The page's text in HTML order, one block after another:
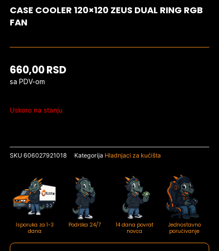
CASE COOLER 120×120 ZEUS DUAL RING RGB
FAN
660,00RSD
sa PDV-om
Uskoro na stanju
SKU 606027921018 Kategorija Hladnjaci za kućišta
Isporuka za 1-3
dana
Podrška 24/7
14 dana povrat
novca
Jednostavno
poručivanje